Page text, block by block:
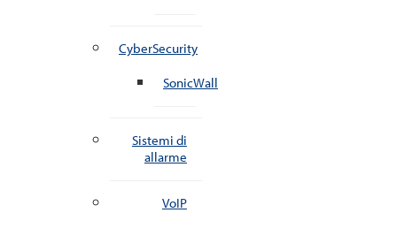
CyberSecurity
SonicWall
Sistemi di
allarme
VoIP